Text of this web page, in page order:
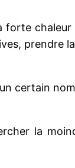
forte
prendre
certain
la